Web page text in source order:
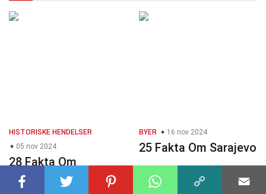
HISTORISKE HENDELSER
05 nov 2024
28 Fakta Om
Attentatet På Martin
Luther King Jr.
BYER 16 nov 2024
25 Fakta Om Sarajevo